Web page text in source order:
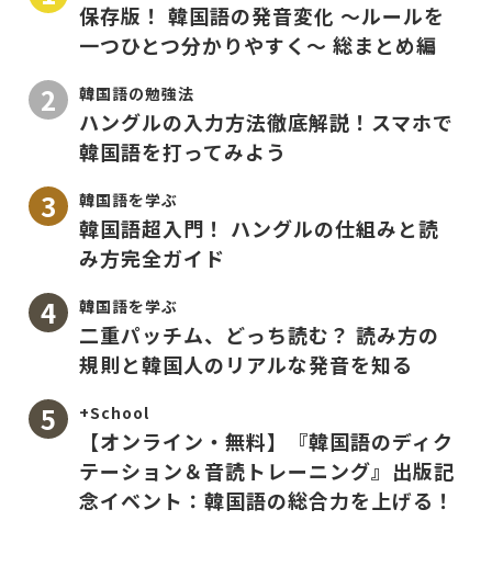
保存版！ 韓国語の発音変化 〜ルールを
一つひとつ分かりやすく〜 総まとめ編
韓国語の勉強法
ハングルの入力方法徹底解説！スマホで
韓国語を打ってみよう
韓国語を学ぶ
韓国語超入門！ ハングルの仕組みと読
み方完全ガイド
韓国語を学ぶ
二重パッチム、どっち読む？ 読み方の
規則と韓国人のリアルな発音を知る
+School
【オンライン・無料】『韓国語のディク
テーション＆音読トレーニング』出版記
念イベント：韓国語の総合力を上げる！